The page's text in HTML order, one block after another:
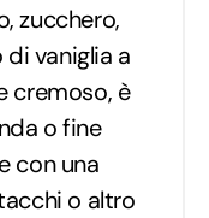
zucchero,
vaniglia a
cremoso, è
o fine
con una
o altro